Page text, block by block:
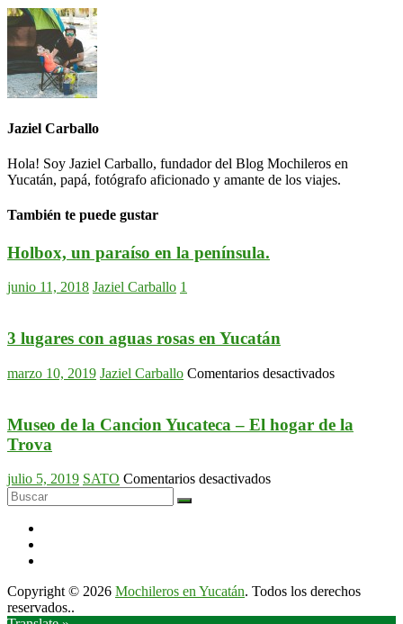
Jaziel Carballo
Hola! Soy Jaziel Carballo, fundador del Blog Mochileros en
Yucatán, papá, fotógrafo aficionado y amante de los viajes.
También te puede gustar
Holbox, un paraíso en la península.
junio 11, 2018 Jaziel Carballo 1
3 lugares con aguas rosas en Yucatán
marzo 10, 2019 Jaziel Carballo Comentarios desactivadosen
con
aguas
Museo de la Cancion Yucateca – El hogar de la
Trova
julio 5, 2019 SATO Comentarios desactivadosen
El
Copyright © 2026 Mochileros en Yucatán. Todos los derechos
reservados..